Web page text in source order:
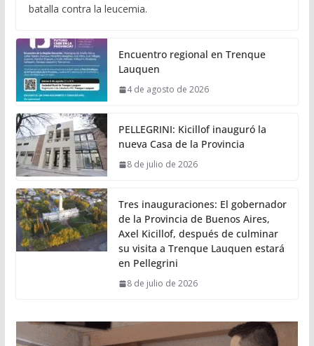
batalla contra la leucemia.
Encuentro regional en Trenque
Lauquen
4 de agosto de 2026
PELLEGRINI: Kicillof inauguró la
nueva Casa de la Provincia
8 de julio de 2026
Tres inauguraciones: El gobernador
de la Provincia de Buenos Aires,
Axel Kicillof, después de culminar
su visita a Trenque Lauquen estará
en Pellegrini
8 de julio de 2026